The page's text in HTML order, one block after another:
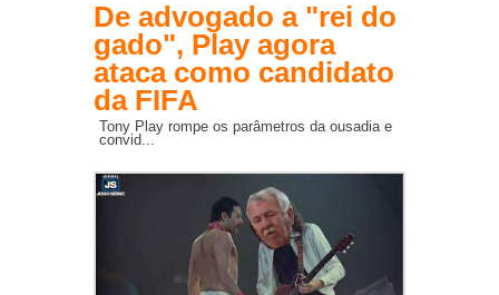
De advogado a "rei do
gado", Play agora
ataca como candidato
da FIFA
Tony Play rompe os parâmetros da ousadia e
convid...